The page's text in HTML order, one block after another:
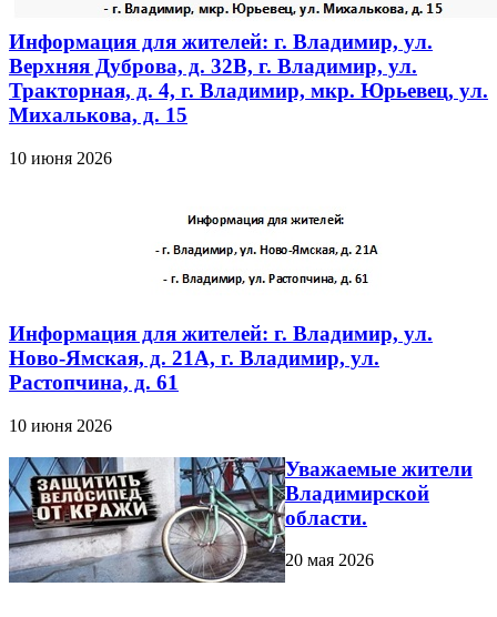
Информация для жителей: г. Владимир, ул.
Верхняя Дуброва, д. 32В, г. Владимир, ул.
Тракторная, д. 4, г. Владимир, мкр. Юрьевец, ул.
Михалькова, д. 15
10 июня 2026
Информация для жителей: г. Владимир, ул.
Ново-Ямская, д. 21А, г. Владимир, ул.
Растопчина, д. 61
10 июня 2026
Уважаемые жители
Владимирской
области.
20 мая 2026